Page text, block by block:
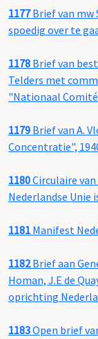
1177Brief van mw
spoedig over te
1178 Brief van
Telders met
"Nationaal
1179 Brief van A.
Concentratie",
1180Circulaire
Nederlandse Unie
1181 Manifest
1182Brief aan
Homan, J.E de
oprichting
1183Open brief